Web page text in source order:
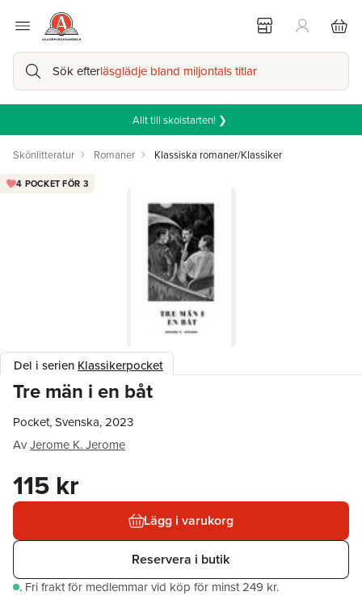
Sök efterläsglädje bland miljontals titlar
Allt till skolstarten! ❯
Skönlitteratur Romaner Klassiska romaner/Klassiker
Del i serien Klassikerpocket
Tre män i en båt
4 POCKET FÖR 3
Pocket, Svenska, 2023
AvJerome K. Jerome
115 kr
Lägg i varukorg
Reservera i butik
. Fri frakt för medlemmar vid köp för minst 249 kr.